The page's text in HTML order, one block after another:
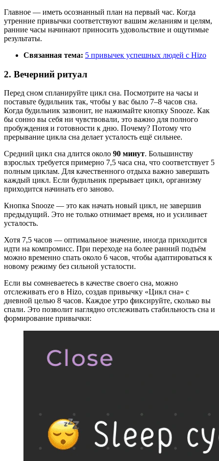
Главное — иметь осознанный план на первый час. Когда
утренние привычки соответствуют вашим желаниям и целям,
ранние часы начинают приносить удовольствие и ощутимые
результаты.
Связанная тема: 5 привычек успешных людей с Hizo
2. Вечерний ритуал
Перед сном спланируйте цикл сна. Посмотрите на часы и
поставьте будильник так, чтобы у вас было 7–8 часов сна.
Когда будильник зазвонит, не нажимайте кнопку Snooze. Как
бы сонно вы себя ни чувствовали, это важно для полного
пробуждения и готовности к дню. Почему? Потому что
прерывание цикла сна делает усталость ещё сильнее.
Средний цикл сна длится около 90 минут. Большинству
взрослых требуется примерно 7,5 часа сна, что соответствует 5
полным циклам. Для качественного отдыха важно завершать
каждый цикл. Если будильник прерывает цикл, организму
приходится начинать его заново.
Кнопка Snooze — это как начать новый цикл, не завершив
предыдущий. Это не только отнимает время, но и усиливает
усталость.
Хотя 7,5 часов — оптимальное значение, иногда приходится
идти на компромисс. При переходе на более ранний подъём
можно временно спать около 6 часов, чтобы адаптироваться к
новому режиму без сильной усталости.
Если вы сомневаетесь в качестве своего сна, можно
отслеживать его в Hizo, создав привычку «Цикл сна» с
дневной целью 8 часов. Каждое утро фиксируйте, сколько вы
спали. Это позволит наглядно отслеживать стабильность сна и
формирование привычки: